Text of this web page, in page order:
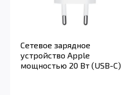
Сетевое зарядное
устройство Apple
мощностью 20 Вт (USB-C)